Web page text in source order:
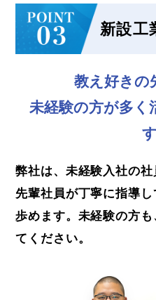
新設工
教え好きの
未経験の方が多く
弊社は、未経験入社の社
先輩社員が丁寧に指導
歩めます。未経験の方
てください。